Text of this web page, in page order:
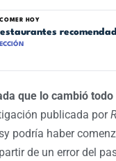
HOY
que lo cambió todo
publicada por
podría haber
de un error del